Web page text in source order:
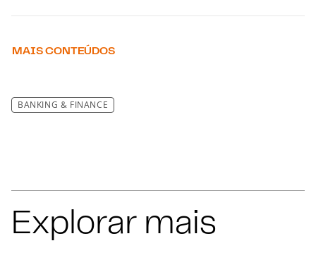
MAIS CONTEÚDOS
BANKING & FINANCE
Explorar mais